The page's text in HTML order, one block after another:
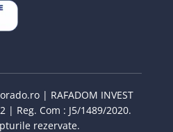
| RAFADOM INVEST
| Reg. Com : J5/1489/2020.
rezervate.